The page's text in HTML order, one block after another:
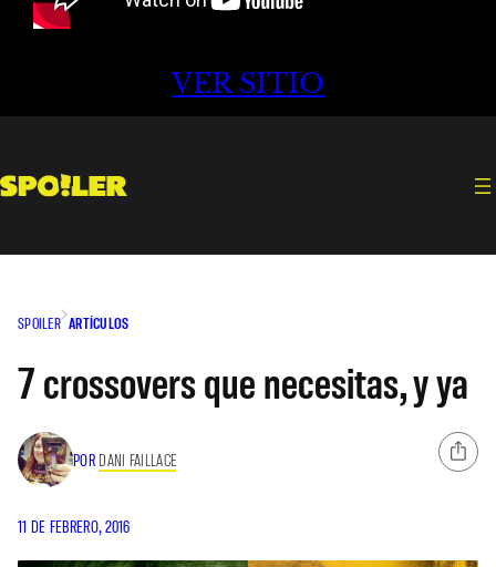
VER SITIO
SPOILER ARTÍCULOS
7 crossovers que necesitas, y ya
POR DANI FAILLACE
11 DE FEBRERO, 2016